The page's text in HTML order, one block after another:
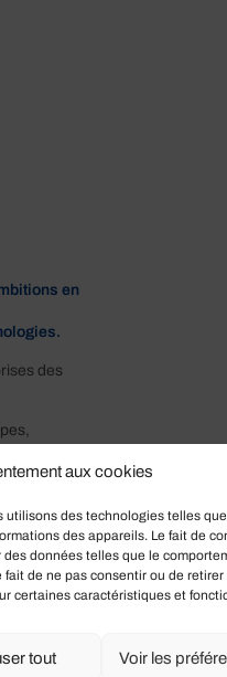
aux cookies
utilisons des technologies telles
des appareils. Le fait de
données telles que le
de ne pas consentir ou de retirer
certaines caractéristiques et
tout Voir les
en
des